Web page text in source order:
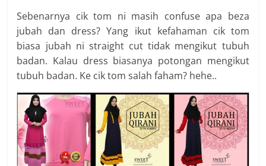
Sebenarnya cik tom ni masih confuse apa beza
jubah dan dress? Yang ikut kefahaman cik tom
biasa jubah ni straight cut tidak mengikut tubuh
badan. Kalau dress biasanya potongan mengikut
tubuh badan. Ke cik tom salah faham? hehe..